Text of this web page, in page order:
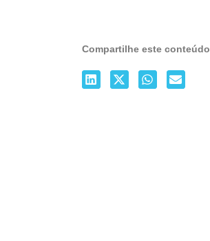
Compartilhe este conteúdo